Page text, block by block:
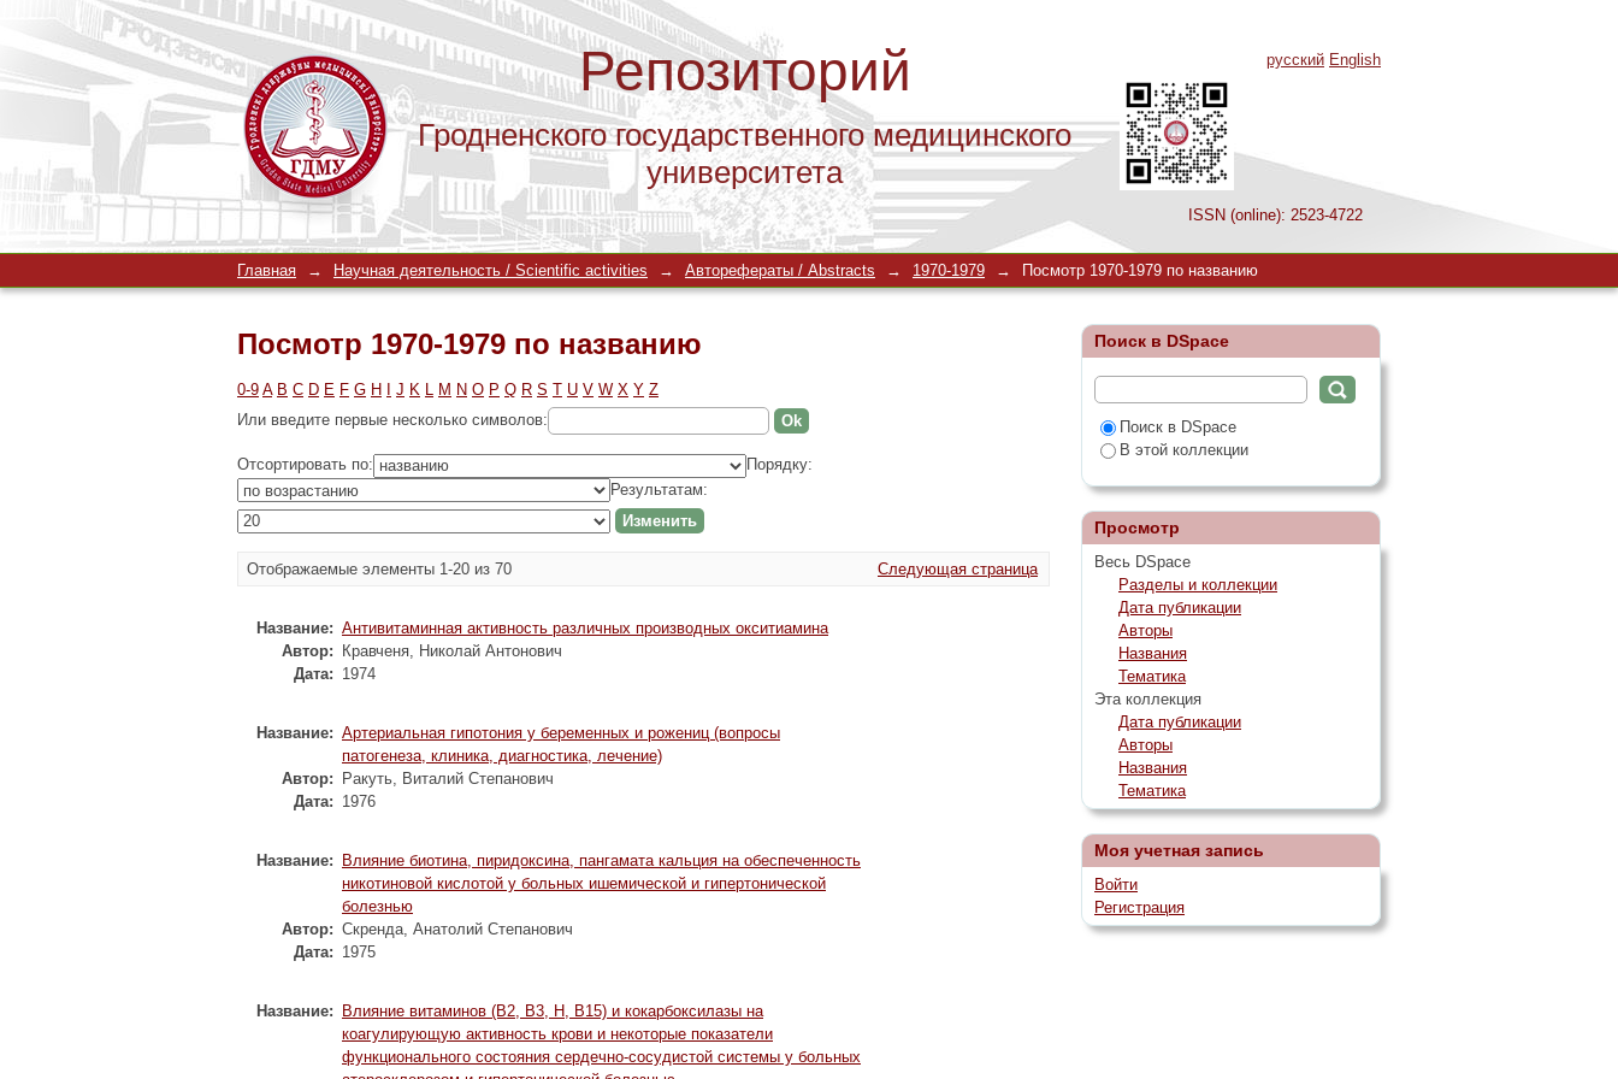
Репозиторий
Гродненского государственного медицинского
университета
ISSN (online): 2523-4722
Посмотр 1970-1979 по названию
русский English
Главная → Научная деятельность / Scientific activities → Авторефераты / Abstracts → 1970-1979 → Посмотр 1970-1979 по названию
Посмотр 1970-1979 по названию
0-9 A B C D E F G H J K L M N O P Q R S T U V W X Y Z
Или введите первые несколько символов:
Отсортировать по:
Порядку:
Результатам:
Отображаемые элементы 1-20 из 70 Следующая страница
Название: Антивитаминная активность различных производных окситиамина
Автор:
Кравченя, Николай Антонович
Дата: 1974
Название: Артериальная гипотония у беременных и рожениц (вопросы
патогенеза, клиника, диагностика, лечение)
Автор:
Ракуть, Виталий Степанович
Дата: 1976
Название:
Влияние биотина, пиридоксина, пангамата кальция на обеспеченность
никотиновой кислотой у больных ишемической и гипертонической
болезнью
Автор: Скренда, Анатолий Степанович
Дата: 1975
Название:
Влияние витаминов (B2, B3, H, B15) и кокарбоксилазы на
коагулирующую активность крови и некоторые показатели
функционального состояния сердечно-сосудистой системы у больных
Поиск в DSpace
Поиск в DSpace
В этой коллекции
Просмотр
Весь DSpace
Разделы и коллекции
Дата публикации
Авторы
Названия
Тематика
Эта коллекция
Дата публикации
Авторы
Названия
Тематика
Моя учетная запись
Войти
Регистрация